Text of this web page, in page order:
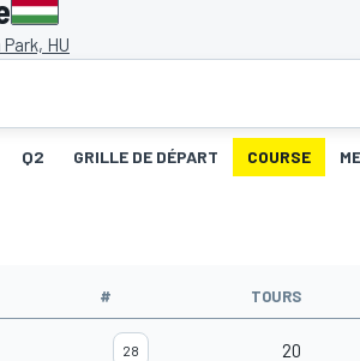
HU
Q2 GRILLE DE DÉPART COURSE
# TOURS
28 20